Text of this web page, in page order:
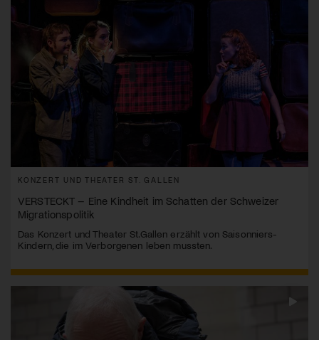
KONZERT UND THEATER ST. GALLEN
VERSTECKT – Eine Kindheit im Schatten der Schweizer
Migrationspolitik
Das Konzert und Theater St.Gallen erzählt von Saisonniers-
Kindern, die im Verborgenen leben mussten.